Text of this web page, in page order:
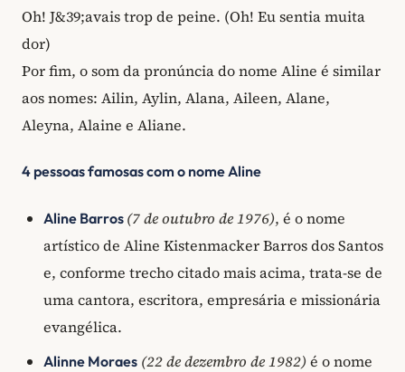
Oh! J&39;avais trop de peine. (Oh! Eu sentia muita
dor)
Por fim, o som da pronúncia do nome Aline é similar
aos nomes: Ailin, Aylin, Alana, Aileen, Alane,
Aleyna, Alaine e Aliane.
4 pessoas famosas com o nome Aline
Aline Barros (7 de outubro de 1976), é o nome
artístico de Aline Kistenmacker Barros dos Santos
e, conforme trecho citado mais acima, trata-se de
uma cantora, escritora, empresária e missionária
evangélica.
Alinne Moraes (22 de dezembro de 1982)é o nome